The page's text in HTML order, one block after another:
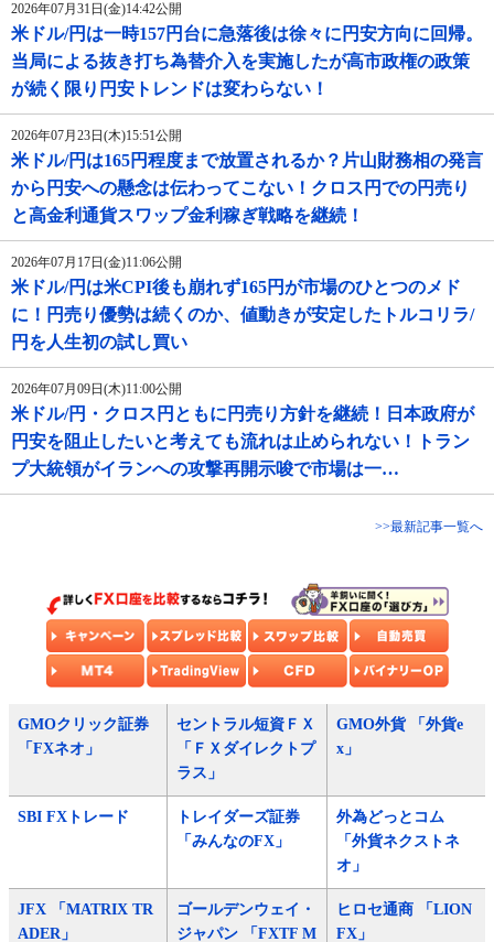
2026年07月31日(金)14:42公開
米ドル/円は一時157円台に急落後は徐々に円安方向に回帰。
当局による抜き打ち為替介入を実施したが高市政権の政策
が続く限り円安トレンドは変わらない！
2026年07月23日(木)15:51公開
米ドル/円は165円程度まで放置されるか？片山財務相の発言
から円安への懸念は伝わってこない！クロス円での円売り
と高金利通貨スワップ金利稼ぎ戦略を継続！
2026年07月17日(金)11:06公開
米ドル/円は米CPI後も崩れず165円が市場のひとつのメド
に！円売り優勢は続くのか、値動きが安定したトルコリラ/
円を人生初の試し買い
2026年07月09日(木)11:00公開
米ドル/円・クロス円ともに円売り方針を継続！日本政府が
円安を阻止したいと考えても流れは止められない！トラン
プ大統領がイランへの攻撃再開示唆で市場は一…
>>最新記事一覧へ
GMOクリック証券
「FXネオ」
セントラル短資ＦＸ
「ＦＸダイレクトプ
ラス」
GMO外貨 「外貨e
x」
SBI FXトレード
トレイダーズ証券
「みんなのFX」
外為どっとコム
「外貨ネクストネ
オ」
JFX 「MATRIX TR
ADER」
ゴールデンウェイ・
ジャパン 「FXTF M
ヒロセ通商 「LION
FX」